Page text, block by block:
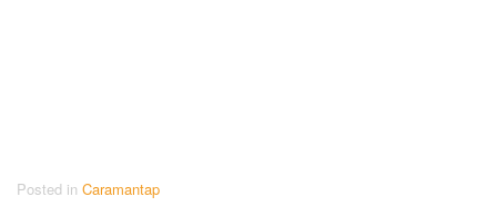
Posted in Caramantap